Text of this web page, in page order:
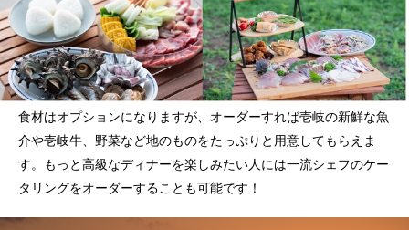
食材はオプションになりますが、オーダーすれば壱岐の新鮮な魚
介や壱岐牛、野菜など地のものをたっぷりと用意してもらえま
す。もっと高級なディナーを楽しみたい人には一流シェフのケー
タリングをオーダーすることも可能です！